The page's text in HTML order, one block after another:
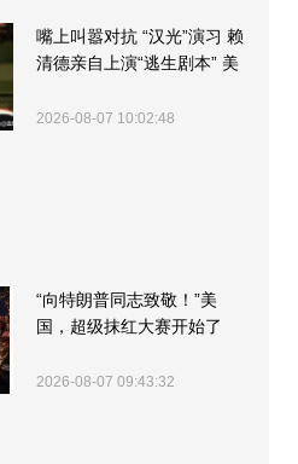
嘴上叫嚣对抗 “汉光”演习 赖
清德亲自上演“逃生剧本” 美
2026-08-07 10:02:48
“向特朗普同志致敬！”美
国，超级抹红大赛开始了
2026-08-07 09:43:32